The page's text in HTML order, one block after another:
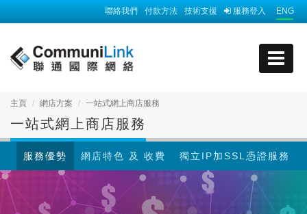
ENG
服務登入
技術支援
付款方法
聯絡我們
主頁 網店方案 一站式網上商店服務
一站式網上商店服務
獨立IP加SSL憑證服務
網店特色 及 收費
服務優勢